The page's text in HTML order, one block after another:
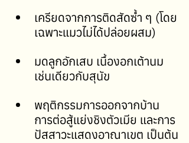
เครียดจากการติดสัดซ้ำ ๆ (โดย
เฉพาะแมวไม่ได้ปล่อยผสม)
มดลูกอักเสบ เนื้องอกเต้านม
เช่นเดียวกับสุนัข
พฤติกรรมการออกจากบ้าน
การต่อสู้แย่งชิงตัวเมีย และการ
ปัสสาวะแสดงอาณาเขต เป็นต้น